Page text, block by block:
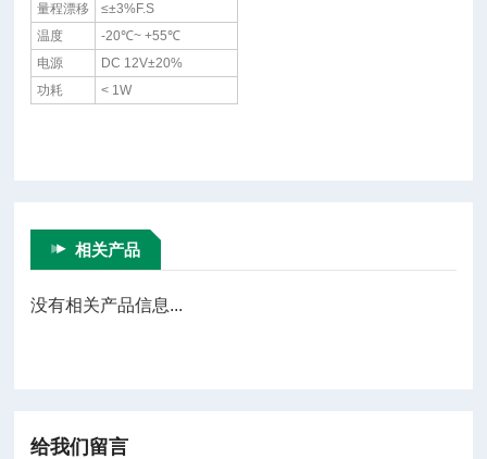
量程漂移
≤±3%F.S
温度
-20℃~ +55℃
电源
DC 12V±20%
功耗
< 1W
相关产品
没有相关产品信息...
给我们留言